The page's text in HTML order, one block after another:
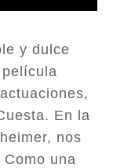
y dulce
En la
nos
una